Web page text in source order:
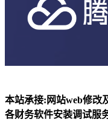
本站承接:网站web修改
各财务软件安装调试服